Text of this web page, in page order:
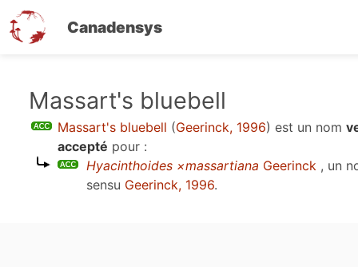
Canadensys
contenu
Massart's bluebell
Massart's bluebell (Geerinck, 1996) est un nom
accepté pour :
Hyacinthoides ×massartiana Geerinck , un
sensu Geerinck, 1996.